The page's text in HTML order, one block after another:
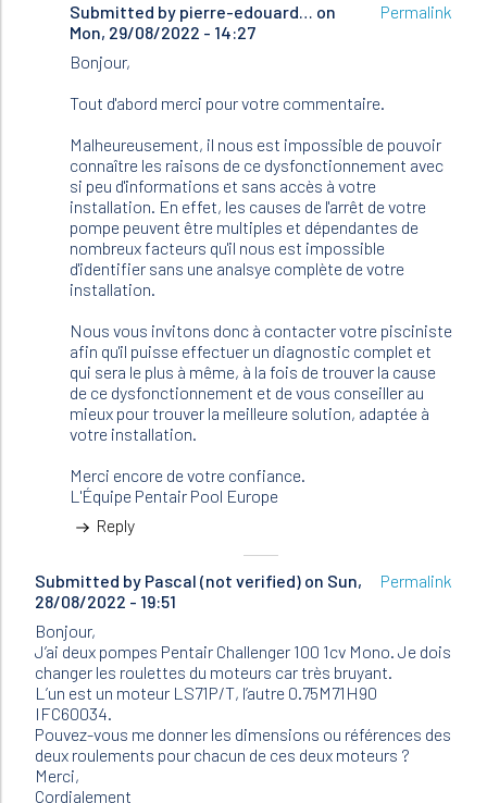
Submitted by pierre-edouard… on
Mon, 29/08/2022 - 14:27
In
reply
to
Bonjour,
Je
possède
une…
by
LASNON
(not
verified)
Permalink
Bonjour,
Tout d'abord merci pour votre commentaire.
Malheureusement, il nous est impossible de pouvoir
connaître les raisons de ce dysfonctionnement avec
si peu d'informations et sans accès à votre
installation. En effet, les causes de l'arrêt de votre
pompe peuvent être multiples et dépendantes de
nombreux facteurs qu'il nous est impossible
d'identifier sans une analsye complète de votre
installation.
Nous vous invitons donc à contacter votre pisciniste
afin qu'il puisse effectuer un diagnostic complet et
qui sera le plus à même, à la fois de trouver la cause
de ce dysfonctionnement et de vous conseiller au
mieux pour trouver la meilleure solution, adaptée à
votre installation.
Merci encore de votre confiance.
L'Équipe Pentair Pool Europe
Reply
Submitted by Pascal (not verified) on Sun,
28/08/2022 - 19:51
Permalink
Bonjour,
J’ai deux pompes Pentair Challenger 100 1cv Mono. Je dois
changer les roulettes du moteurs car très bruyant.
L’un est un moteur LS71P/T, l’autre 0.75M71H90
IFC60034.
Pouvez-vous me donner les dimensions ou références des
deux roulements pour chacun de ces deux moteurs ?
Merci,
Cordialement